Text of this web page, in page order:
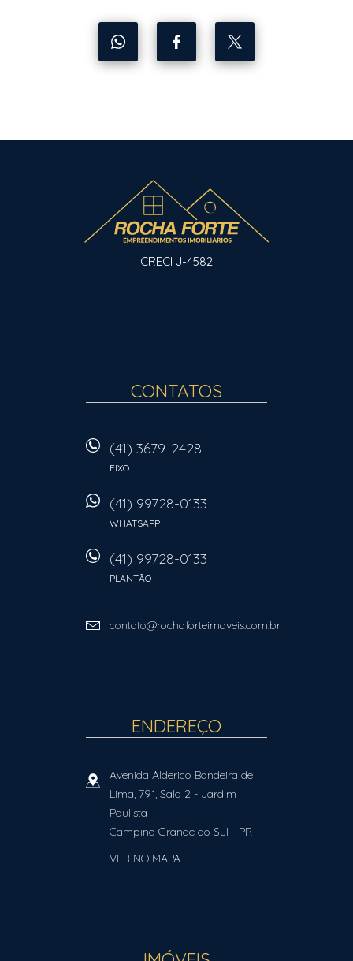
CRECI J-4582
CONTATOS
(41) 3679-2428
FIXO
(41) 99728-0133
WHATSAPP
(41) 99728-0133
PLANTÃO
contato@rochaforteimoveis.com.br
ENDEREÇO
Avenida Alderico Bandeira de
Lima, 791, Sala 2 - Jardim
Paulista
Campina Grande do Sul - PR
VER NO MAPA